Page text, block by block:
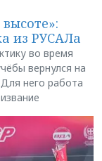
из РУСАЛа
во время
вернулся на
него работа